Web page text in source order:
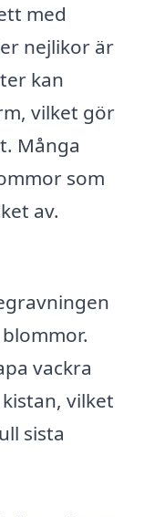
med
nejlikor är
kan
vilket gör
Många
som
av.
vackra
vilket
sista